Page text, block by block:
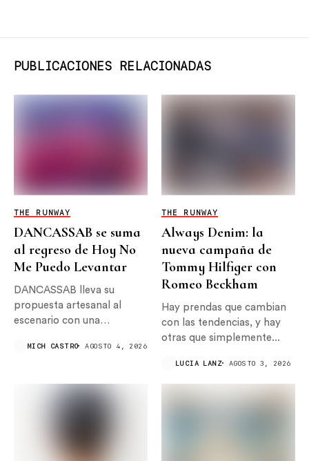
PUBLICACIONES RELACIONADAS
THE RUNWAY
DANCASSAB se suma
al regreso de Hoy No
Me Puedo Levantar
DANCASSAB lleva su
propuesta artesanal al
escenario con una
para...
MICH CASTRO AGOSTO 4, 2026
THE RUNWAY
Always Denim: la
nueva campaña de
Tommy Hilfiger con
Romeo Beckham
Hay prendas que cambian
con las tendencias, y hay
otras que simplemente...
LUCIA LANZ AGOSTO 3, 2026